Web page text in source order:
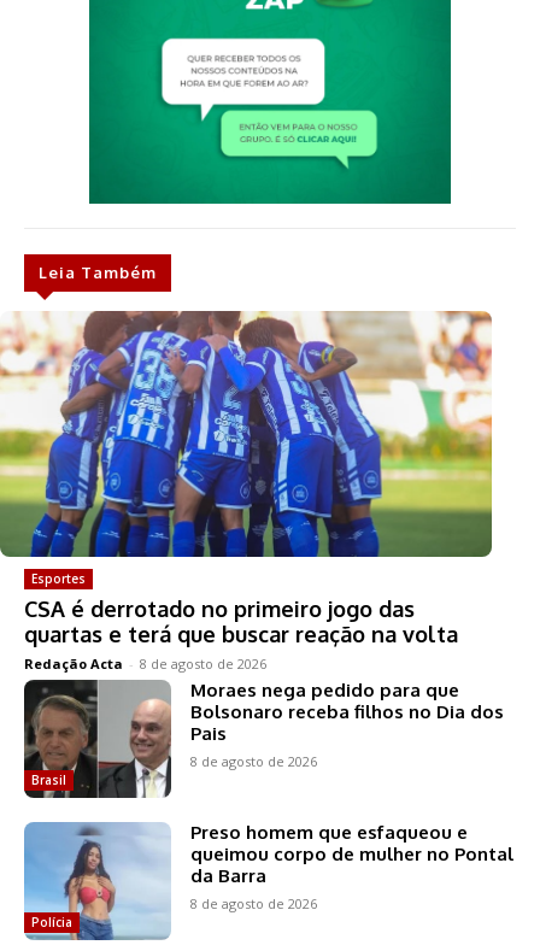
Leia Também
Esportes
CSA é derrotado no primeiro jogo das
quartas e terá que buscar reação na volta
Redação Acta - 8 de agosto de 2026
Brasil
Moraes nega pedido para que
Bolsonaro receba filhos no Dia dos
Pais
8 de agosto de 2026
Polícia
Preso homem que esfaqueou e
queimou corpo de mulher no Pontal
da Barra
8 de agosto de 2026